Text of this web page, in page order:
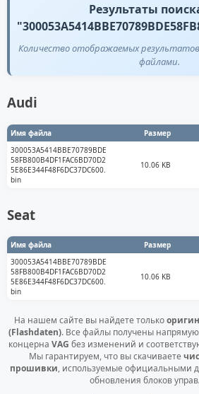
Результаты
Количество отображаемых
файлами.
Audi
Имя файла Размер
300053A5414BBE70789BDE
58FB800B4DF1FAC6BD70D2
5E86E344F48F6DC37DC600.
bin
10.06 KB
Seat
Имя файла Размер
300053A5414BBE70789BDE
58FB800B4DF1FAC6BD70D2
5E86E344F48F6DC37DC600.
bin
10.06 KB
На нашем сайте вы найдете только
(Flashdaten). Все файлы получены
концерна VAG без изменений и
Мы гарантируем, что вы скачиваете
прошивки, используемые официальными
обновления блоков